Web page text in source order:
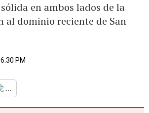
en ambos lados de la
al dominio reciente de San
PM
...